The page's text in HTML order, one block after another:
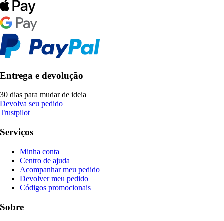
Entrega e devolução
30 dias para mudar de ideia
Devolva seu pedido
Trustpilot
Serviços
Minha conta
Centro de ajuda
Acompanhar meu pedido
Devolver meu pedido
Códigos promocionais
Sobre